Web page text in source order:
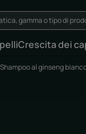
Crescita dei
Shampoo al ginseng